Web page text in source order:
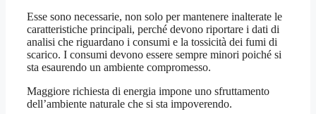
Esse sono necessarie, non solo per mantenere inalterate le
caratteristiche principali, perché devono riportare i dati di
analisi che riguardano i consumi e la tossicità dei fumi di
scarico. I consumi devono essere sempre minori poiché si
sta esaurendo un ambiente compromesso.
Maggiore richiesta di energia impone uno sfruttamento
dell’ambiente naturale che si sta impoverendo.